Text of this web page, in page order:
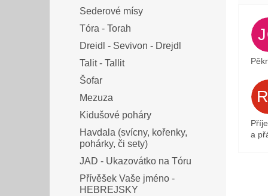
Sederové mísy
Tóra - Torah
Dreidl - Sevivon - Drejdl
Talit - Tallit
Šofar
Mezuza
Kidušové poháry
Havdala (svícny, kořenky,
pohárky, či sety)
JAD - Ukazovátko na Tóru
Přívěšek Vaše jméno -
HEBREJSKY
a